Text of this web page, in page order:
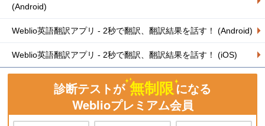
(Android)
Weblio英語翻訳アプリ - 2秒で翻訳、翻訳結果を話す！ (Android)
Weblio英語翻訳アプリ - 2秒で翻訳、翻訳結果を話す！ (iOS)
診断テストが 無制限になる
Weblioプレミアム会員